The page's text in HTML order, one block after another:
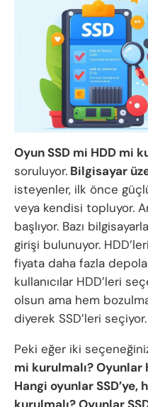
Oyun SSD mi HDD mi
soruluyor. Bilgisayar
isteyenler, ilk önce
veya kendisi topluyor.
başlıyor. Bazı
girişi bulunuyor.
fiyata daha fazla
kullanıcılar HDD’leri
olsun ama hem
diyerek SSD’leri seçiyor.
Peki eğer iki
mi kurulmalı? Oyunlar
Hangi oyunlar SSD’ye,